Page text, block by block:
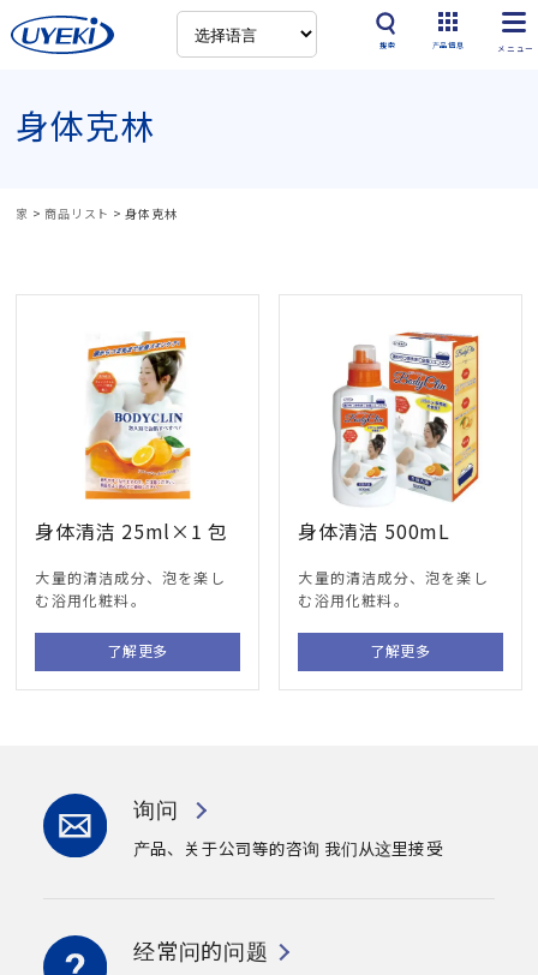
搜索 产品信息
身体克林
家 >商品リスト >身体克林
身体清洁 25ml×1 包
大量的清洁成分、泡を楽し
む浴用化粧料。
了解更多
身体清洁 500mL
大量的清洁成分、泡を楽し
む浴用化粧料。
了解更多
询问
产品、关于公司等的咨询 我们从这里接受
经常问的问题